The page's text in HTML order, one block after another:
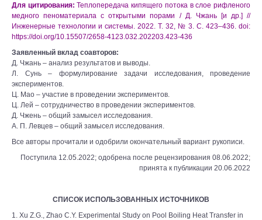
Для цитирования: Теплопередача кипящего потока в слое рифленого
медного пеноматериала с открытыми порами / Д. Чжань [и др.] //
Инженерные технологии и системы. 2022. Т. 32, № 3. С. 423–436. doi:
https://doi.org/10.15507/2658-4123.032.202203.423-436
Заявленный вклад соавторов:
Д. Чжань – анализ результатов и выводы.
Л. Сунь – формулирование задачи исследования, проведение
экспериментов.
Ц. Мао – участие в проведении экспериментов.
Ц. Лей – сотрудничество в проведении экспериментов.
Д. Чжень – общий замысел исследования.
А. П. Левцев – общий замысел исследования.
Все авторы прочитали и одобрили окончательный вариант рукописи.
Поступила 12.05.2022; одобрена после рецензирования 08.06.2022;
принята к публикации 20.06.2022
СПИСОК ИСПОЛЬЗОВАННЫХ ИСТОЧНИКОВ
1. Xu Z.G., Zhao C.Y. Experimental Study on Pool Boiling Heat Transfer in